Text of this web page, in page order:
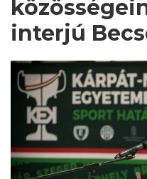
interjú